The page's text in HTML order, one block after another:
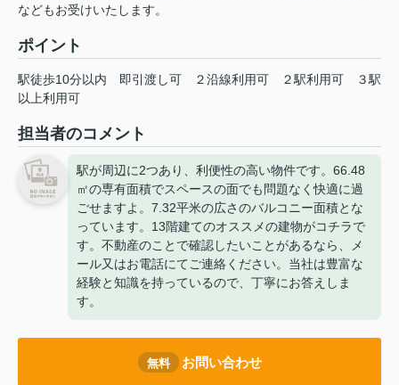
などもお受けいたします。
ポイント
駅徒歩10分以内 即引渡し可 ２沿線利用可 ２駅利用可
３駅
以上利用可
担当者のコメント
駅が周辺に2つあり、利便性の高い物件です。66.48
㎡の専有面積でスペースの面でも問題なく快適に過
ごせますよ。7.32平米の広さのバルコニー面積とな
っています。13階建てのオススメの建物がコチラで
す。不動産のことで確認したいことがあるなら、メ
ール又はお電話にてご連絡ください。当社は豊富な
経験と知識を持っているので、丁寧にお答えしま
す。
無料 お問い合わせ